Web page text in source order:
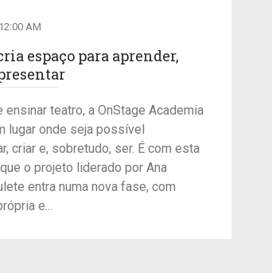
12:00 AM
espaço para aprender,
ensinar teatro, a OnStage Academia
lugar onde seja possível
criar e, sobretudo, ser. É com esta
o projeto liderado por Ana
entra numa nova fase, com
e...